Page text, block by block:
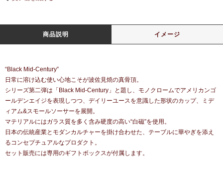
商品説明 イメージ
“Black Mid-Century”
日常に溶け込む使い心地こそが波佐見焼の真骨頂。
シリーズ第二弾は「Black Mid-Century」と題し、モノクロームでアメリカンゴ
ールデンエイジを表現しつつ、デイリーユースを意識した形状のカップ、ミデ
ィアム&スモールソーサーを展開。
マテリアルにはガラス質を多く含み硬度の高い“白磁”を使用。
日本の伝統産業とモダンカルチャーを掛け合わせた、テーブルに華やぎを添え
るコンセプチュアルなプロダクト。
セット販売には専用のギフトボックスが付属します。